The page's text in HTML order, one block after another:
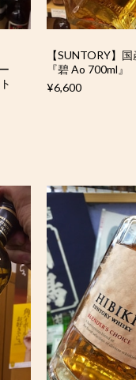
【SUNTORY】
『碧 Ao 700ml』
¥6,600